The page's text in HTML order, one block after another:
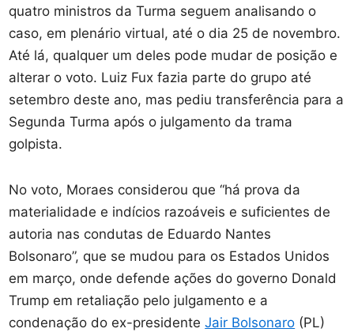
quatro ministros da Turma seguem analisando o
caso, em plenário virtual, até o dia 25 de novembro.
Até lá, qualquer um deles pode mudar de posição e
alterar o voto. Luiz Fux fazia parte do grupo até
setembro deste ano, mas pediu transferência para a
Segunda Turma após o julgamento da trama
golpista.
No voto, Moraes considerou que “há prova da
materialidade e indícios razoáveis e suficientes de
autoria nas condutas de Eduardo Nantes
Bolsonaro”, que se mudou para os Estados Unidos
em março, onde defende ações do governo Donald
Trump em retaliação pelo julgamento e a
condenação do ex-presidenteJair Bolsonaro (PL)